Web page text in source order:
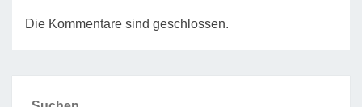
Die Kommentare sind geschlossen.